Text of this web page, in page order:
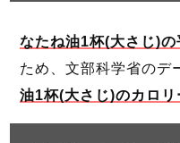
なたね油1杯(大さじ)
ため、文部科学省のデ
油1杯(大さじ)のカロ